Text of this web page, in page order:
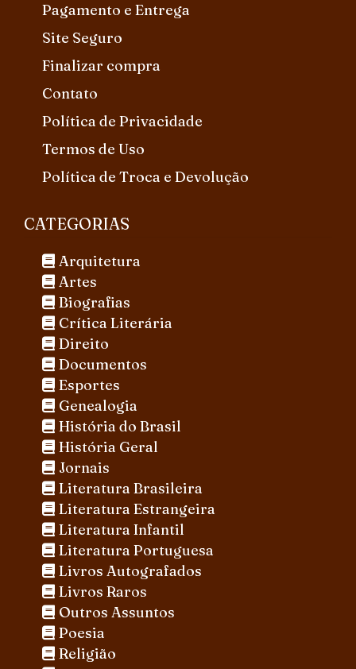
Pagamento e Entrega
Site Seguro
Finalizar compra
Contato
Política de Privacidade
Termos de Uso
Política de Troca e Devolução
CATEGORIAS
Arquitetura
Artes
Biografias
Crítica Literária
Direito
Documentos
Esportes
Genealogia
História do Brasil
História Geral
Jornais
Literatura Brasileira
Literatura Estrangeira
Literatura Infantil
Literatura Portuguesa
Livros Autografados
Livros Raros
Outros Assuntos
Poesia
Religião